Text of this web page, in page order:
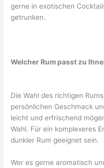
gerne in exotischen
getrunken.
Welcher Rum passt zu
Die Wahl des richtigen
persönlichen Geschmack
leicht und erfrischend
Wahl. Für ein komplexeres
dunkler Rum geeignet sein.
Wer es gerne aromatisch